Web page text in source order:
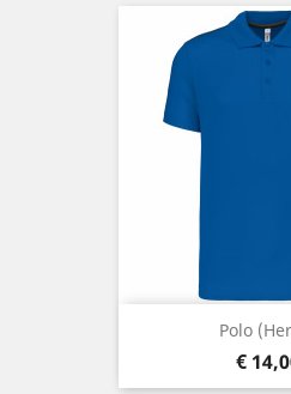
Polo
Prijs
€